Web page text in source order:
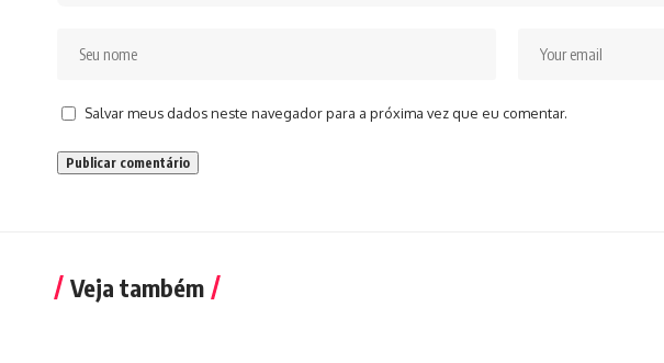
Salvar meus dados neste navegador para a próxima vez que eu comentar.
Veja também